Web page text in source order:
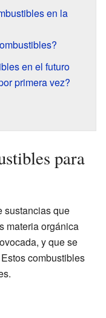
en la
en el futuro
primera vez?
para
sustancias que
materia orgánica
y que se
combustibles